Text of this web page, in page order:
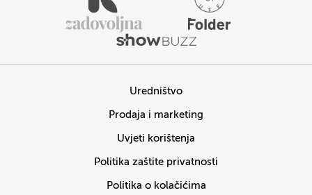
Uredništvo
Prodaja i marketing
Uvjeti korištenja
Politika zaštite privatnosti
Politika o kolačićima